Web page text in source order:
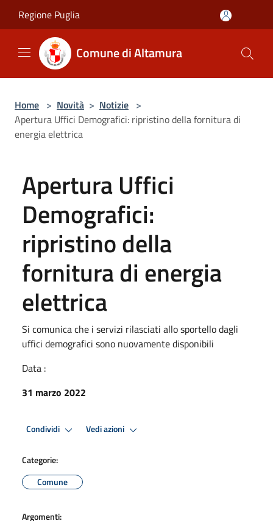
Regione Puglia
Comune di Altamura
Home > Novità > Notizie >
Apertura Uffici Demografici: ripristino della fornitura di
energia elettrica
Apertura Uffici
Demografici:
ripristino della
fornitura di energia
elettrica
Si comunica che i servizi rilasciati allo sportello dagli
uffici demografici sono nuovamente disponibili
Data :
31 marzo 2022
Condividi Vedi azioni
Categorie:
Comune
Argomenti: